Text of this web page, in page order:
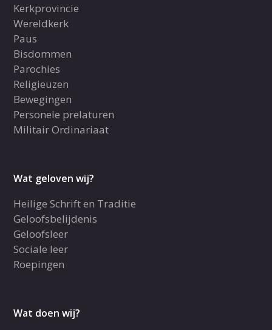
Kerkprovincie
Wereldkerk
Paus
Bisdommen
Parochies
Religieuzen
Bewegingen
Personele prelaturen
Militair Ordinariaat
Wat geloven wij?
Heilige Schrift en Traditie
Geloofsbelijdenis
Geloofsleer
Sociale leer
Roepingen
Wat doen wij?